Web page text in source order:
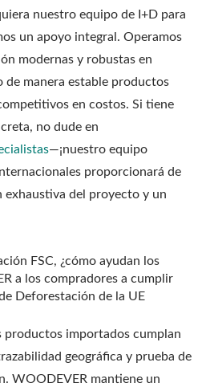
nuestro equipo de I+D para
un apoyo integral. Operamos
modernas y robustas en
manera estable productos
en costos. Si tiene
no dude en
—¡nuestro equipo
proporcionará de
exhaustiva del proyecto y un
FSC, ¿cómo ayudan los
a los compradores a cumplir
Deforestación de la UE
productos importados cumplan
geográfica y prueba de
WOODEVER mantiene un